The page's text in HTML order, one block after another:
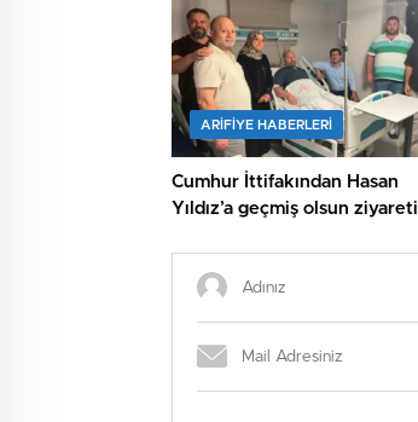
ARIFIYE HABERLERI
Cumhur İttifakından Hasan
Yıldız’a geçmiş olsun ziyareti